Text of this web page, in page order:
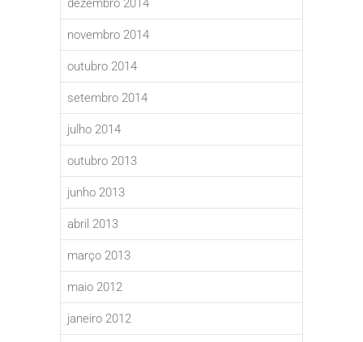
dezembro 2014
novembro 2014
outubro 2014
setembro 2014
julho 2014
outubro 2013
junho 2013
abril 2013
março 2013
maio 2012
janeiro 2012